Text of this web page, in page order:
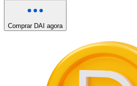
Comprar DAI agora